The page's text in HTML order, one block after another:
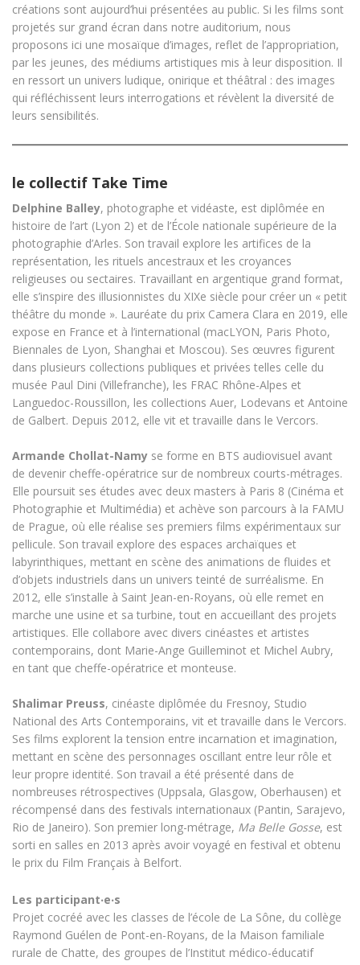
créations sont aujourd’hui présentées au public. Si les films sont
projetés sur grand écran dans notre auditorium, nous
proposons ici une mosaïque d’images, reflet de l’appropriation,
par les jeunes, des médiums artistiques mis à leur disposition. Il
en ressort un univers ludique, onirique et théâtral : des images
qui réfléchissent leurs interrogations et révèlent la diversité de
leurs sensibilités.
le collectif Take Time
Delphine Balley, photographe et vidéaste, est diplômée en
histoire de l’art (Lyon 2) et de l’École nationale supérieure de la
photographie d’Arles. Son travail explore les artifices de la
représentation, les rituels ancestraux et les croyances
religieuses ou sectaires. Travaillant en argentique grand format,
elle s’inspire des illusionnistes du XIXe siècle pour créer un « petit
théâtre du monde ». Lauréate du prix Camera Clara en 2019, elle
expose en France et à l’international (macLYON, Paris Photo,
Biennales de Lyon, Shanghai et Moscou). Ses œuvres figurent
dans plusieurs collections publiques et privées telles celle du
musée Paul Dini (Villefranche), les FRAC Rhône-Alpes et
Languedoc-Roussillon, les collections Auer, Lodevans et Antoine
de Galbert. Depuis 2012, elle vit et travaille dans le Vercors.
Armande Chollat-Namy se forme en BTS audiovisuel avant
de devenir cheffe-opératrice sur de nombreux courts-métrages.
Elle poursuit ses études avec deux masters à Paris 8 (Cinéma et
Photographie et Multimédia) et achève son parcours à la FAMU
de Prague, où elle réalise ses premiers films expérimentaux sur
pellicule. Son travail explore des espaces archaïques et
labyrinthiques, mettant en scène des animations de fluides et
d’objets industriels dans un univers teinté de surréalisme. En
2012, elle s’installe à Saint Jean-en-Royans, où elle remet en
marche une usine et sa turbine, tout en accueillant des projets
artistiques. Elle collabore avec divers cinéastes et artistes
contemporains, dont Marie-Ange Guilleminot et Michel Aubry,
en tant que cheffe-opératrice et monteuse.
Shalimar Preuss, cinéaste diplômée du Fresnoy, Studio
National des Arts Contemporains, vit et travaille dans le Vercors.
Ses films explorent la tension entre incarnation et imagination,
mettant en scène des personnages oscillant entre leur rôle et
leur propre identité. Son travail a été présenté dans de
nombreuses rétrospectives (Uppsala, Glasgow, Oberhausen) et
récompensé dans des festivals internationaux (Pantin, Sarajevo,
Rio de Janeiro). Son premier long-métrage, Ma Belle Gosse, est
sorti en salles en 2013 après avoir voyagé en festival et obtenu
le prix du Film Français à Belfort.
Les participant‧e‧s
Projet cocréé avec les classes de l’école de La Sône, du collège
Raymond Guélen de Pont-en-Royans, de la Maison familiale
rurale de Chatte, des groupes de l’Institut médico-éducatif